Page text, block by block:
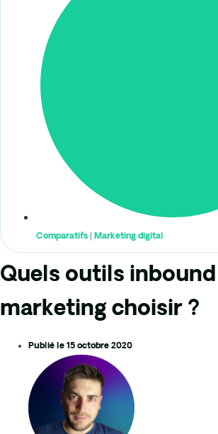
Comparatifs Marketing digital
Quels outils inbound
marketing choisir ?
Publié le 15 octobre 2020